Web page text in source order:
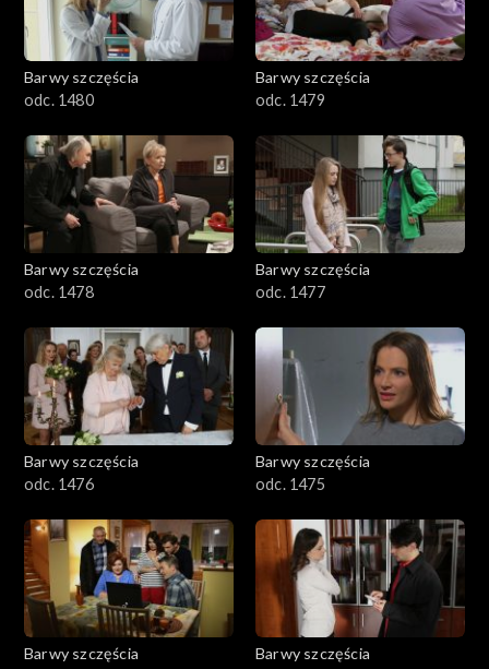
Barwy szczęścia
odc. 1480
Barwy szczęścia
odc. 1479
Barwy szczęścia
odc. 1478
Barwy szczęścia
odc. 1477
Barwy szczęścia
odc. 1476
Barwy szczęścia
odc. 1475
Barwy szczęścia
Barwy szczęścia